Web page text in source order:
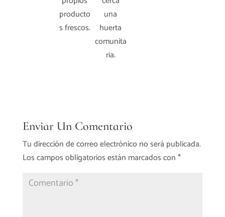
producto
s frescos.
una
huerta
comunita
ria.
Enviar Un Comentario
Tu dirección de correo electrónico no será publicada.
Los campos obligatorios están marcados con*